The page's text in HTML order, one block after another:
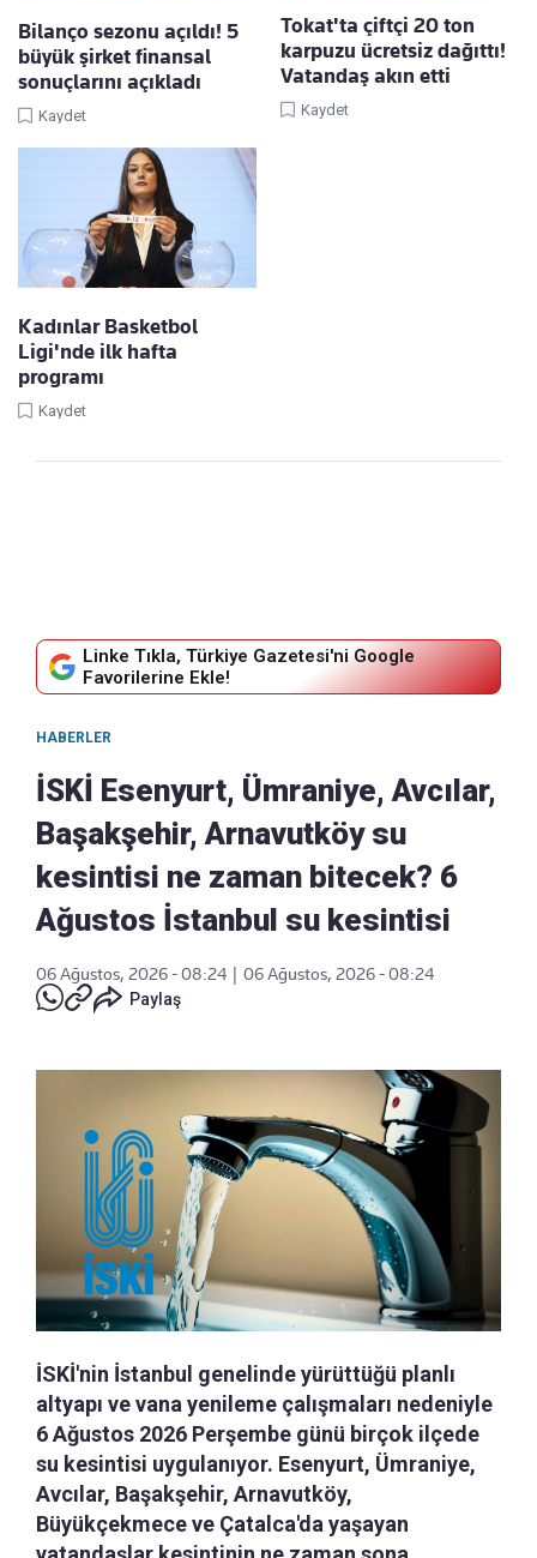
Bilanço sezonu açıldı! 5
büyük şirket finansal
sonuçlarını açıkladı
Kaydet
Tokat'ta çiftçi 20 ton
karpuzu ücretsiz dağıttı!
Vatandaş akın etti
Kaydet
Kadınlar Basketbol
Ligi'nde ilk hafta
programı
Kaydet
Linke Tıkla, Türkiye Gazetesi'ni Google
Favorilerine Ekle!
HABERLER
İSKİ Esenyurt, Ümraniye, Avcılar,
Başakşehir, Arnavutköy su
kesintisi ne zaman bitecek? 6
Ağustos İstanbul su kesintisi
06 Ağustos, 2026 - 08:24
06 Ağustos, 2026 - 08:24
Paylaş
İSKİ'nin İstanbul genelinde yürüttüğü planlı
altyapı ve vana yenileme çalışmaları nedeniyle
6 Ağustos 2026 Perşembe günü birçok ilçede
su kesintisi uygulanıyor. Esenyurt, Ümraniye,
Avcılar, Başakşehir, Arnavutköy,
Büyükçekmece ve Çatalca'da yaşayan